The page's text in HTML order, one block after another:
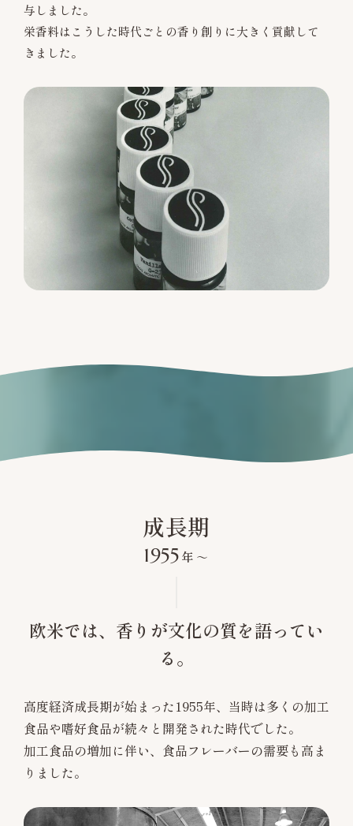
与しました。
栄香料はこうした時代ごとの香り創りに大きく貢献して
きました。
成長期
1955年 〜
欧米では、香りが文化の質を語ってい
る。
高度経済成長期が始まった1955年、当時は多くの加工
食品や嗜好食品が続々と開発された時代でした。
加工食品の増加に伴い、食品フレーバーの需要も高ま
りました。